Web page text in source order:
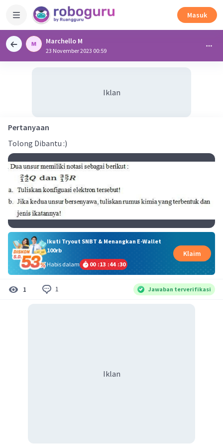
Masuk
Marchello M
23 November 2023 00:59
Iklan
Pertanyaan
Tolong Dibantu :)
Ikuti Tryout SNBT & Menangkan E-Wallet
100rb
Habis dalam
00 :13 :44 :30
Klaim
1 1 Jawaban terverifikasi
Iklan